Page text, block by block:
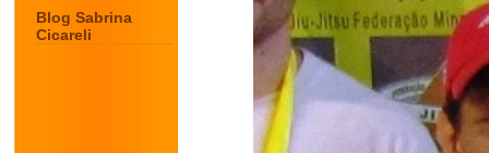
Blog Sabrina
Cicareli